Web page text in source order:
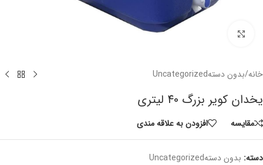
برای بزرگنمایی کلیک کنید
خانه/بدون دستهUncategorized
یخدان کویر بزرگ 40 لیتری
مقايسه افزودن به علاقه مندی
دسته: بدون دستهUncategorized